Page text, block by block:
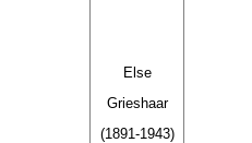
Else
Grieshaar
(1891-1943)